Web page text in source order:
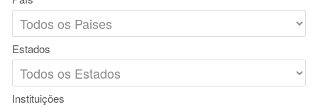
Estados
Instituições